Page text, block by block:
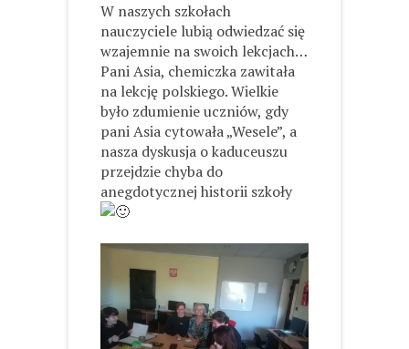
W naszych szkołach
nauczyciele lubią odwiedzać się
wzajemnie na swoich lekcjach…
Pani Asia, chemiczka zawitała
na lekcję polskiego. Wielkie
było zdumienie uczniów, gdy
pani Asia cytowała „Wesele”, a
nasza dyskusja o kaduceuszu
przejdzie chyba do
anegdotycznej historii szkoły